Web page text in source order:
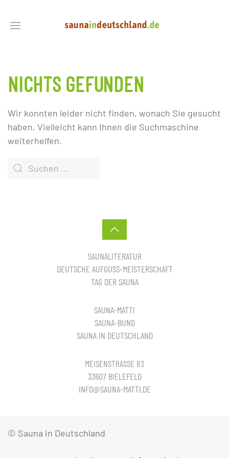
NICHTS GEFUNDEN
Wir konnten leider nicht finden, wonach Sie gesucht
haben. Vielleicht kann Ihnen die Suchmaschine
weiterhelfen.
SAUNALITERATUR
DEUTSCHE AUFGUSS-MEISTERSCHAFT
TAG DER SAUNA
SAUNA-MATTI
SAUNA-BUND
SAUNA IN DEUTSCHLAND
MEISENSTRASSE 83
33607 BIELEFELD
INFO@SAUNA-MATTI.DE
© Sauna in Deutschland